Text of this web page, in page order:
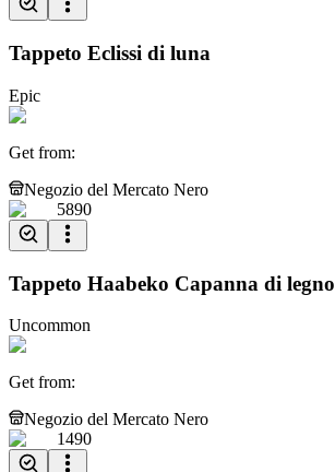
Tappeto Eclissi di luna
Epic
Get from:
Negozio del Mercato Nero
5890
Tappeto Haabeko Capanna di legno
Uncommon
Get from:
Negozio del Mercato Nero
1490